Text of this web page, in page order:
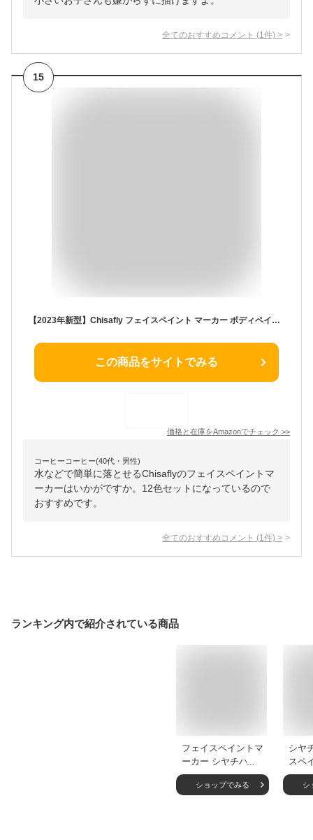
全てのおすすめコメント (1 件) >
15
【2023年新型】Chisafly フェイスペイント マーカー ボディペイント 絵の具 12色セット 水性 【高発色 繊細な描画向き】 顔ペン マタニティペイント 安全 無毒 ハロウィン クリスマス コスプレ 小道具 イベンド 祭り スポーツ応援
この商品をサイトでみる
価格と在庫をAmazonでチェック >>
コーヒーコーヒー(40代・男性)
水などで簡単に落とせるChisaflyのフェイスペイントマ
ーカーはいかがですか。12色セットになっているので
おすすめです。
全てのおすすめコメント (1 件) >
ランキング内で紹介されている商品
フェイスペイントマ
ーカー シヤチハタ
シャチハタ マーカ
ー 顔ボディペイン
ショップでみる
シヤ
スペ
単品
ラー
シ